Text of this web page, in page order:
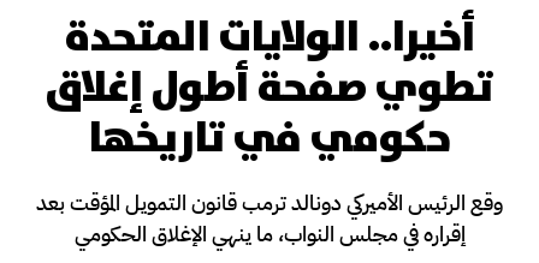
أخيرا.. الولايات المتحدة
تطوي صفحة أطول إغلاق
حكومي في تاريخها
وقع الرئيس الأميركي دونالد ترمب قانون التمويل المؤقت بعد
إقراره في مجلس النواب، ما ينهي الإغلاق الحكومي